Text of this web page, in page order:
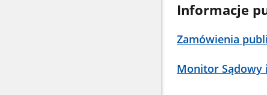
Informacje
Zamówienia
Monitor Sądowy